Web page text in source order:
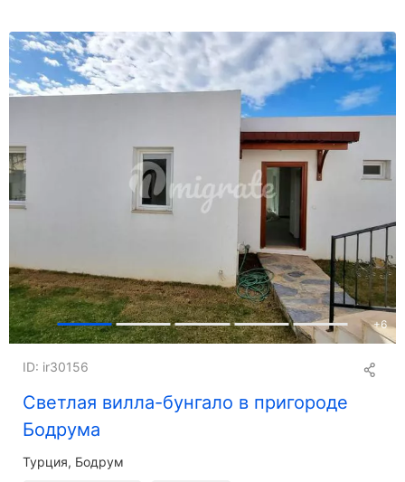
+6
Светлая вилла-бунгало в пригороде
Бодрума
ID: ir30156
Турция, Бодрум